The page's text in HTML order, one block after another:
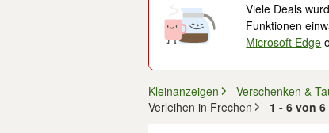
Viele Deals
Funktionen
Microsoft Edge
Kleinanzeigen
Verschenken &
Verleihen in Frechen
1 - 6 von